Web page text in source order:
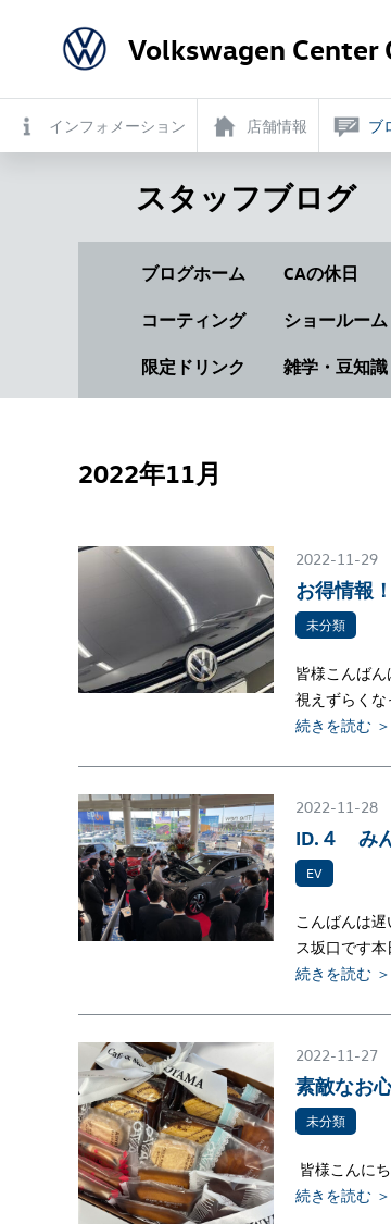
Volkswagen Center
インフォメーション 店舗情報 ブ
スタッフブログ
ブログホーム CAの休日
コーティング ショールーム
限定ドリンク 雑学・豆知識
2022年11月
2022-11-29
お得情報
未分類
皆様こんば
視えずらく
続きを読む ＞
2022-11-28
ID.４ み
EV
こんばんは
ス坂口です
続きを読む ＞
2022-11-27
素敵なお
未分類
皆様こんに
続きを読む ＞